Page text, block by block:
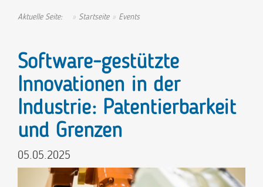
Aktuelle Seite: Startseite Events
Software-gestützte
Innovationen in der
Industrie: Patentierbarkeit
und Grenzen
05.05.2025